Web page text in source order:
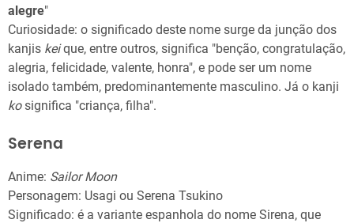
alegre"
Curiosidade: o significado deste nome surge da junção dos
kanjis keique, entre outros, significa "benção, congratulação,
alegria, felicidade, valente, honra", e pode ser um nome
isolado também, predominantemente masculino. Já o kanji
kosignifica "criança, filha".
Serena
Anime: Sailor Moon
Personagem: Usagi ou Serena Tsukino
Significado: é a variante espanhola do nome Sirena, que